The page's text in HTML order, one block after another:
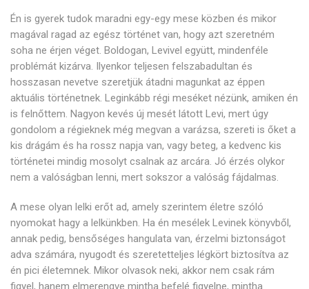
Én is gyerek tudok maradni egy-egy mese közben és mikor
magával ragad az egész történet van, hogy azt szeretném
soha ne érjen véget. Boldogan, Levivel együtt, mindenféle
problémát kizárva. Ilyenkor teljesen felszabadultan és
hosszasan nevetve szeretjük átadni magunkat az éppen
aktuális történetnek. Leginkább régi meséket nézünk, amiken én
is felnőttem. Nagyon kevés új mesét látott Levi, mert úgy
gondolom a régieknek még megvan a varázsa, szereti is őket a
kis drágám és ha rossz napja van, vagy beteg, a kedvenc kis
történetei mindig mosolyt csalnak az arcára. Jó érzés olykor
nem a valóságban lenni, mert sokszor a valóság fájdalmas.
A mese olyan lelki erőt ad, amely szerintem életre szóló
nyomokat hagy a lelkünkben. Ha én mesélek Levinek könyvből,
annak pedig, bensőséges hangulata van, érzelmi biztonságot
adva számára, nyugodt és szeretetteljes légkört biztosítva az
én pici életemnek. Mikor olvasok neki, akkor nem csak rám
figyel, hanem elmerengve mintha befelé figyelne, mintha